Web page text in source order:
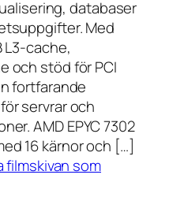
databaser
Med
L3-cache,
och stöd för PCI
fortfarande
servrar och
AMD EPYC 7302
16 kärnor och […]
filmskivan som